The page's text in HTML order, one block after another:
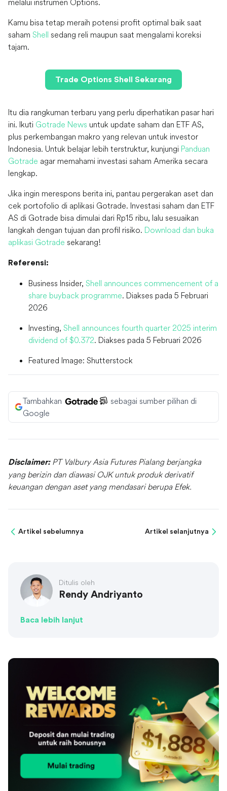
melalui instrumen Options.
Kamu bisa tetap meraih potensi profit optimal baik saat
saham Shell sedang reli maupun saat mengalami koreksi
tajam.
Trade Options Shell Sekarang
Itu dia rangkuman terbaru yang perlu diperhatikan pasar hari
ini. Ikuti Gotrade News untuk update saham dan ETF AS,
plus perkembangan makro yang relevan untuk investor
Indonesia. Untuk belajar lebih terstruktur, kunjungi Panduan
Gotrade agar memahami investasi saham Amerika secara
lengkap.
Jika ingin merespons berita ini, pantau pergerakan aset dan
cek portofolio di aplikasi Gotrade. Investasi saham dan ETF
AS di Gotrade bisa dimulai dari Rp15 ribu, lalu sesuaikan
langkah dengan tujuan dan profil risiko. Download dan buka
aplikasi Gotrade sekarang!
Referensi:
Business Insider, Shell announces commencement of a
share buyback programme. Diakses pada 5 Februari
2026
Investing, Shell announces fourth quarter 2025 interim
dividend of $0.372. Diakses pada 5 Februari 2026
Featured Image: Shutterstock
Tambahkan
sebagai sumber pilihan di
Google
Disclaimer: PT Valbury Asia Futures Pialang berjangka
yang berizin dan diawasi OJK untuk produk derivatif
keuangan dengan aset yang mendasari berupa Efek.
Artikel sebelumnya Artikel selanjutnya
Ditulis oleh
Rendy Andriyanto
Baca lebih lanjut